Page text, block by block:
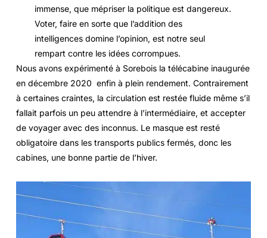
immense, que mépriser la politique est dangereux.
Voter, faire en sorte que l’addition des
intelligences domine l’opinion, est notre seul
rempart contre les idées corrompues.
Nous avons expérimenté à Sorebois la télécabine inaugurée
en décembre 2020 enfin à plein rendement. Contrairement
à certaines craintes, la circulation est restée fluide même s’il
fallait parfois un peu attendre à l’intermédiaire, et accepter
de voyager avec des inconnus. Le masque est resté
obligatoire dans les transports publics fermés, donc les
cabines, une bonne partie de l’hiver.